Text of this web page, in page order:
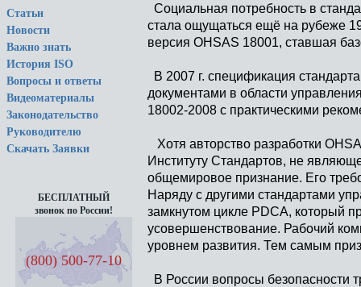
Статьи
Новости
Важно знать
История ISO
Вопросы и ответы
Видеоматериалы
Законодательство
Руководителю
Скачать Заявки
БЕСПЛАТНЫЙ
звонок по России!
(800) 500-77-10
Социальная потребность в
стала ощущаться ещё на рубеже
версия OHSAS 18001, ставшая
В 2007 г. спецификация
документами в области
18002-2008 с практическими
Хотя авторство разработки
Институту Стандартов, не
общемировое признание. Его
Наряду с другими стандартами
замкнутом цикле PDCA, который
усовершенствование. Рабочий
уровнем развития. Тем самым
В России вопросы безопасности